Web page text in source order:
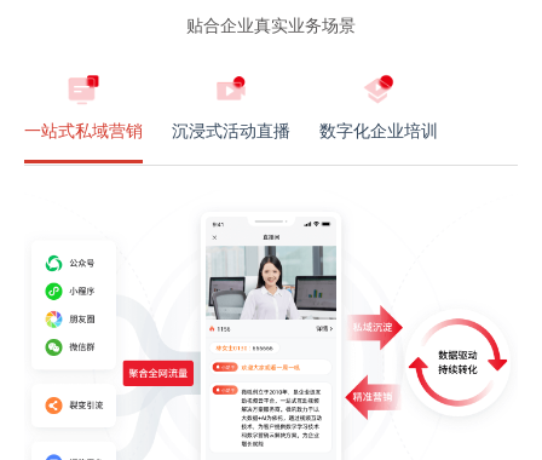
贴合企业真实业务场景
一站式私域营销 沉浸式活动直播 数字化企业培训